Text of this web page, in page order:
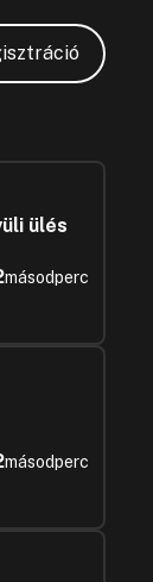
ülés
másodperc
másodperc